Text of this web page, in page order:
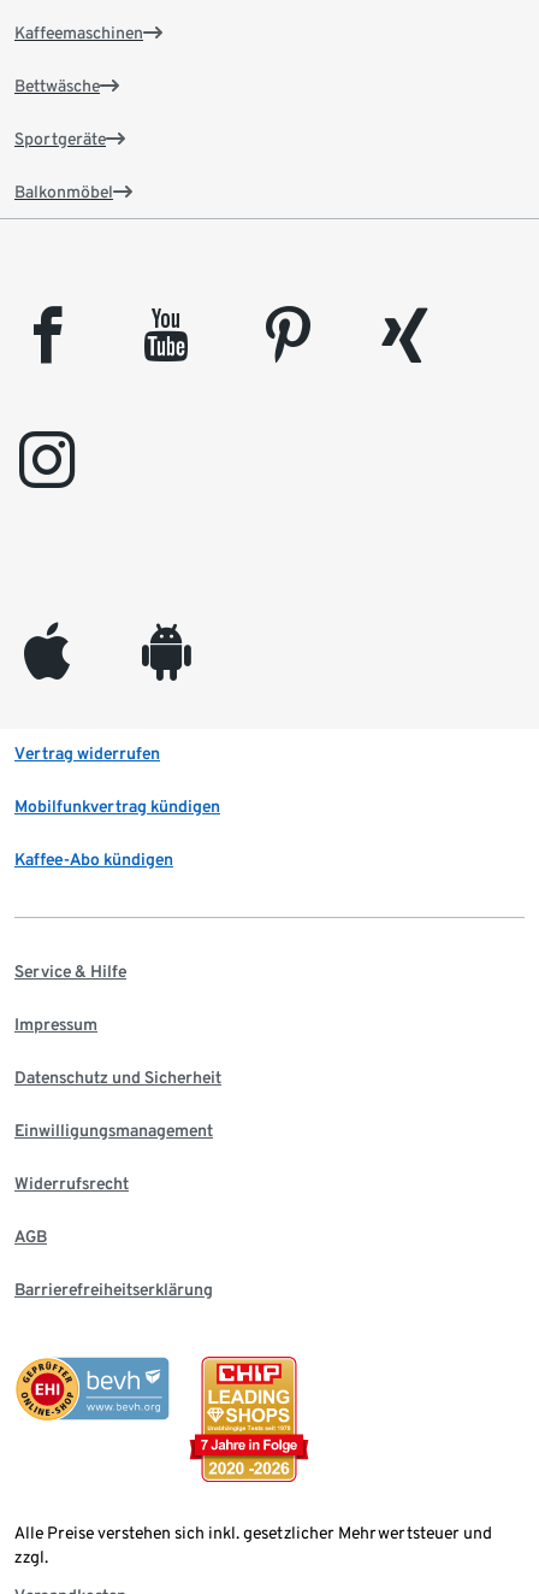
Kaffeemaschinen
Bettwäsche
Sportgeräte
Balkonmöbel
facebook youtube pinterest
xing
instagram
appleinc android
Vertrag widerrufen
Mobilfunkvertrag kündigen
Kaffee-Abo kündigen
Service & Hilfe
Impressum
Datenschutz und Sicherheit
Einwilligungsmanagement
Widerrufsrecht
AGB
Barrierefreiheitserklärung
Alle Preise verstehen sich inkl. gesetzlicher Mehrwertsteuer und
zzgl.